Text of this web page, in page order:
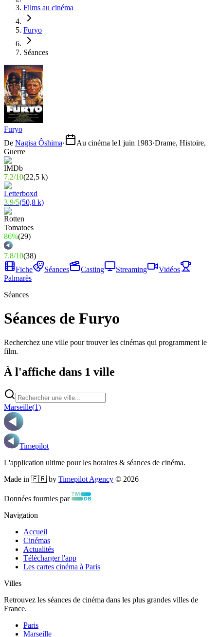
Films au cinéma
Furyo
Séances
Furyo
De Nagisa Ôshima· Au cinéma le1 juin 1983·Drame, Histoire,
Guerre
7.2/10(22,5 k)
3.9/5(50,8 k)
86%(29)
7.8/10(38)
Fiche
Séances Casting Streaming
Vidéos
Palmarès
Séances
Séances de Furyo
Recherchez une ville pour trouver les cinémas qui programment le
film.
À l'affiche dans 1 ville
Marseille(1)
Timepilot
L'application ultime pour les horaires & séances de cinéma.
Made in 🇫🇷 by Timepilot Agency © 2026
Données fournies par
Navigation
Accueil
Cinémas
Actualités
Télécharger l'app
Les cartes cinéma à Paris
Villes
Retrouvez les séances de cinéma dans les plus grandes villes de
France.
Paris
Marseille